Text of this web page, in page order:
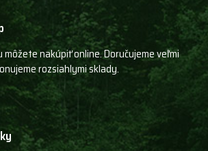
nakúpiť online. Doručujeme veľmi
rozsiahlymi sklady.